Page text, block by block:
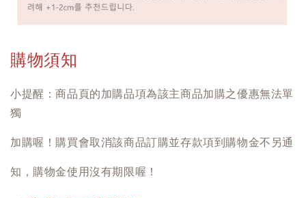
購物須知
小提醒：商品頁的加購品項為該主商品加購之優惠無法單
獨
加購喔！購買會取消該商品訂購並存款項到購物金不另通
知，購物金使用沒有期限喔！